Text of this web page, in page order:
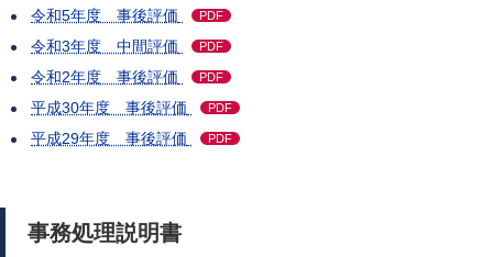
令和5年度 事後評価 PDF
令和3年度 中間評価 PDF
令和2年度 事後評価 PDF
平成30年度 事後評価 PDF
平成29年度 事後評価 PDF
事務処理説明書